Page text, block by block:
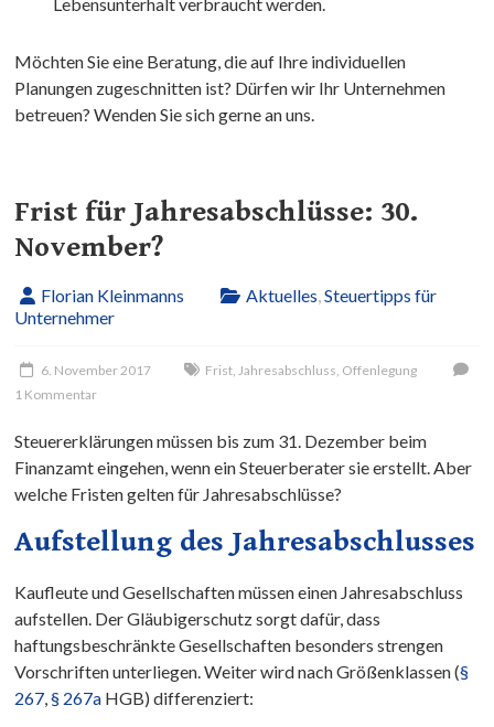
Möchten Sie eine Beratung, die auf Ihre individuellen
Planungen zugeschnitten ist? Dürfen wir Ihr Unternehmen
betreuen? Wenden Sie sich gerne an uns.
Frist für Jahresabschlüsse: 30.
November?
Florian Kleinmanns Aktuelles,Steuertipps für
Unternehmer
6. November 2017 Frist,Jahresabschluss, Offenlegung
1 Kommentar
Steuererklärungen müssen bis zum 31. Dezember beim
Finanzamt eingehen, wenn ein Steuerberater sie erstellt. Aber
welche Fristen gelten für Jahresabschlüsse?
Aufstellung des Jahresabschlusses
Kaufleute und Gesellschaften müssen einen Jahresabschluss
aufstellen. Der Gläubigerschutz sorgt dafür, dass
haftungsbeschränkte Gesellschaften besonders strengen
Vorschriften unterliegen. Weiter wird nach Größenklassen (§
267,§ 267a HGB) differenziert: